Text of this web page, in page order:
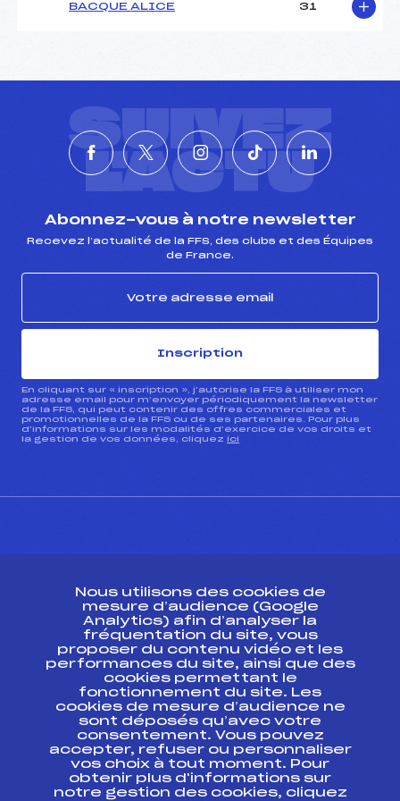
Catégorie :
U16
BACQUE ALICE 31
SUIVEZ
L'ACTU
Abonnez-vous à notre newsletter
Recevez l’actualité de la FFS, des clubs et des Équipes
de France.
Inscription
En cliquant sur « inscription », j’autorise la FFS à utiliser mon
adresse email pour m’envoyer périodiquement la newsletter
de la FFS, qui peut contenir des offres commerciales et
promotionnelles de la FFS ou de ses partenaires. Pour plus
d’informations sur les modalités d’exercice de vos droits et
la gestion de vos données, cliquez ici
Ressources
Pass’Neige
Projet sportif fédéral
Projet de performance fédéral
Antidopage
Pôle Développement, Formation, Suivi
Scientifique
Listes ministérielles
Pôle vie de l’athlète
Nous utilisons des cookies de
mesure d’audience (Google
Analytics) afin d’analyser la
fréquentation du site, vous
proposer du contenu vidéo et les
performances du site, ainsi que des
cookies permettant le
fonctionnement du site. Les
cookies de mesure d’audience ne
sont déposés qu’avec votre
consentement. Vous pouvez
accepter, refuser ou personnaliser
vos choix à tout moment. Pour
obtenir plus d'informations sur
notre gestion des cookies, cliquez